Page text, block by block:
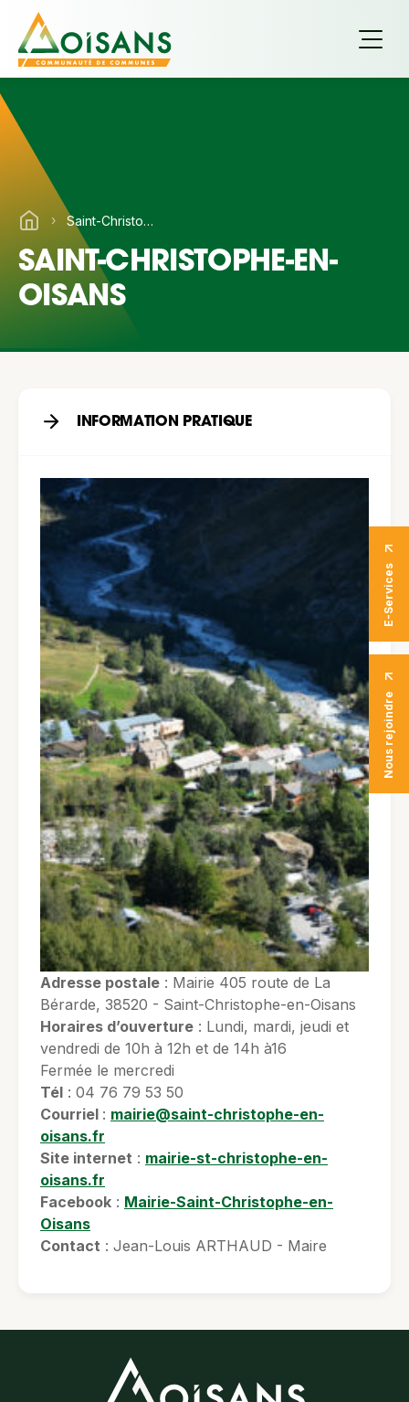
E-Services
Nous rejoindre
› Saint-Christophe-en-Oisans
SAINT-CHRISTOPHE-EN-
OISANS
INFORMATION PRATIQUE
Adresse postale : Mairie 405 route de La
Bérarde, 38520 - Saint-Christophe-en-Oisans
Horaires d’ouverture : Lundi, mardi, jeudi et
vendredi de 10h à 12h et de 14h à16
Fermée le mercredi
Tél : 04 76 79 53 50
Courriel : mairie@saint-christophe-en-
oisans.fr
Site internet : mairie-st-christophe-en-
oisans.fr
Facebook : Mairie-Saint-Christophe-en-
Oisans
Contact : Jean-Louis ARTHAUD - Maire